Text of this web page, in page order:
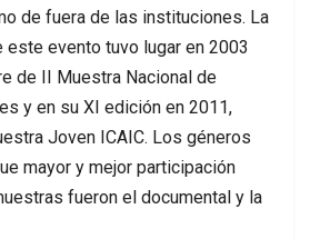
de fuera de las instituciones. La
este evento tuvo lugar en 2003
de II Muestra Nacional de
y en su XI edición en 2011,
Joven ICAIC. Los géneros
mayor y mejor participación
fueron el documental y la